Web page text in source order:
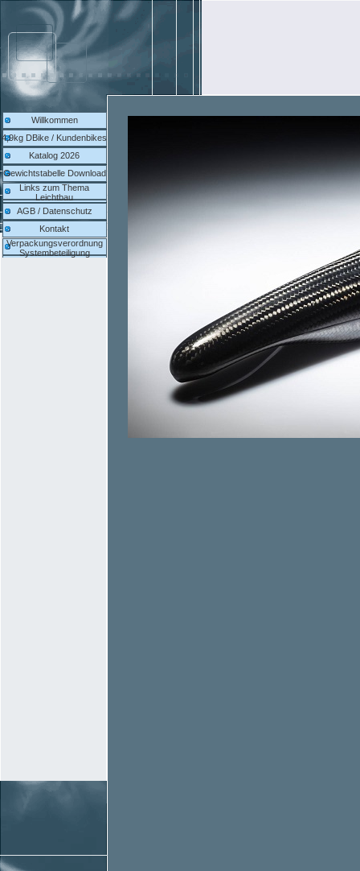
Willkommen
4,9kg DBike / Kundenbikes
Katalog 2026
Gewichtstabelle Download
Links zum Thema
Leichtbau
AGB / Datenschutz
Kontakt
Verpackungsverordnung
Systembeteiligung